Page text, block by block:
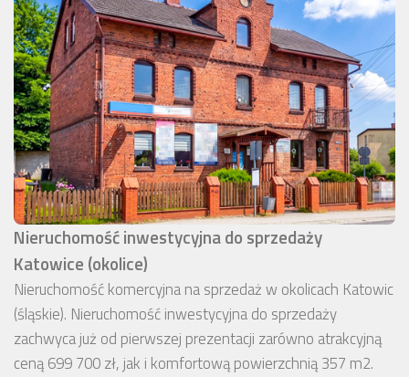
Nieruchomość inwestycyjna do sprzedaży
Katowice (okolice)
Nieruchomość komercyjna na sprzedaż w okolicach Katowic
(śląskie). Nieruchomość inwestycyjna do sprzedaży
zachwyca już od pierwszej prezentacji zarówno atrakcyjną
ceną 699 700 zł, jak i komfortową powierzchnią 357 m2.